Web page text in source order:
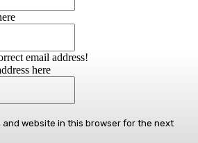
email address!
here
and website in this browser for the next